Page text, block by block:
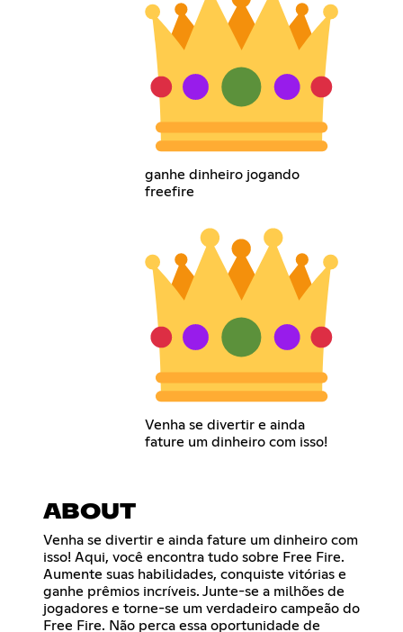
ganhe dinheiro jogando
freefire
Venha se divertir e ainda
fature um dinheiro com isso!
ABOUT
Venha se divertir e ainda fature um dinheiro com
isso! Aqui, você encontra tudo sobre Free Fire.
Aumente suas habilidades, conquiste vitórias e
ganhe prêmios incríveis. Junte-se a milhões de
jogadores e torne-se um verdadeiro campeão do
Free Fire. Não perca essa oportunidade de